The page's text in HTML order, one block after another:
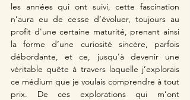
les années qui ont suivi, cette fascination
n’aura eu de cesse d’évoluer, toujours au
profit d'une certaine maturité, prenant ainsi
la forme d’une curiosité sincère, parfois
débordante, et ce, jusqu’à devenir une
véritable quête à travers laquelle j’explorais
ce médium que je voulais comprendre à tout
prix. De ces explorations qui m’ont